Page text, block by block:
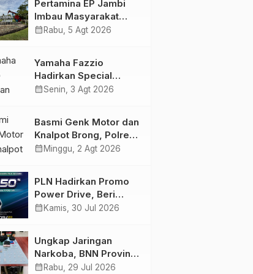
Pertamina EP Jambi
Imbau Masyarakat
Tidak Beraktivitas di
Bersama
calendar_month Rabu, 5 Agt 2026
Yamaha Fazzio
Hadirkan Special
Edition Sunset Blue,
Semakin Skena
calendar_monthSenin, 3 Agt 2026
Basmi Genk Motor dan
Knalpot Brong, Polres
Tanjab Barat Amankan
calendar_month Minggu, 2 Agt 2026
PLN Hadirkan Promo
Power Drive, Beri
Diskon Tambah Daya
calendar_month Kamis, 30 Jul 2026
Ungkap Jaringan
Narkoba, BNN Provinsi
Jambi dan Bea Cukai
calendar_month Rabu, 29 Jul 2026